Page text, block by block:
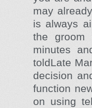
may
is always
the groom
minutes
toldLate
decision
function
on using